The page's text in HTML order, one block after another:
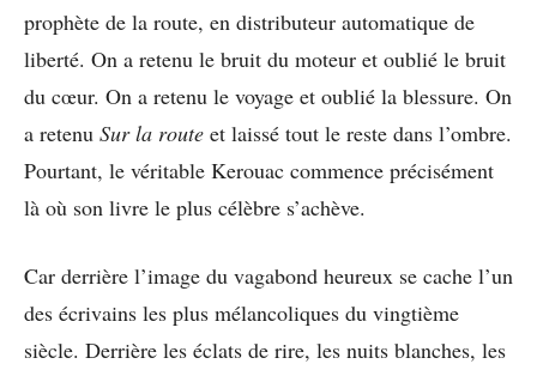
prophète de la route, en distributeur automatique de
liberté. On a retenu le bruit du moteur et oublié le bruit
du cœur. On a retenu le voyage et oublié la blessure. On
a retenu Sur la route et laissé tout le reste dans l’ombre.
Pourtant, le véritable Kerouac commence précisément
là où son livre le plus célèbre s’achève.
Car derrière l’image du vagabond heureux se cache l’un
des écrivains les plus mélancoliques du vingtième
siècle. Derrière les éclats de rire, les nuits blanches, les